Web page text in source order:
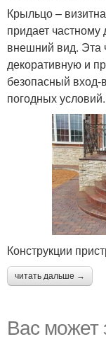
Крыльцо –
придает
внешний вид. Эта
декоративную и
безопасный
погодных условий.
Конструкции
читать дальше →
Вас может